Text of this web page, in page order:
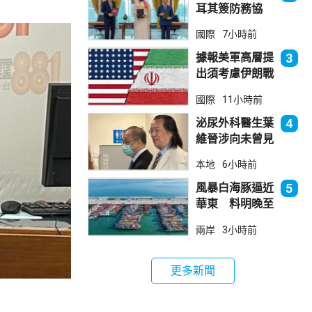
耳其簽防務協
林團結
國際 7小時前
據報美軍高層提
出須考慮伊朗戰
3
國際 11小時前
泌尿外科醫生葉
維晉涉向未曾見
委會繼續聆訊
4
本地 6小時前
風暴白海豚逼近
華東 料明晚至
帶
5
兩岸 3小時前
更多新聞